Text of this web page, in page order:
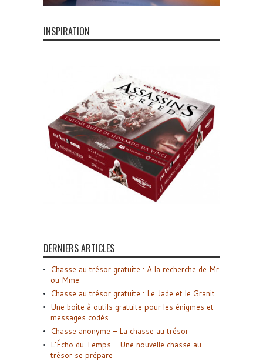
INSPIRATION
DERNIERS ARTICLES
Chasse au trésor gratuite : A la recherche de Mr
ou Mme
Chasse au trésor gratuite : Le Jade et le Granit
Une boîte à outils gratuite pour les énigmes et
messages codés
Chasse anonyme – La chasse au trésor
L’Écho du Temps – Une nouvelle chasse au
trésor se prépare